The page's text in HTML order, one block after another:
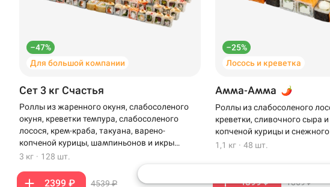
–47%
Для большой компании
Сет 3 кг Счастья
Роллы из жаренного окуня, слабосоленого
окуня, креветки темпура, слабосоленого
лосося, крем-краба, такуана, варено-
копченой курицы, шампиньонов и икры
масаго
3 кг · 128 шт.
2399 ₽ 4539 ₽
–25%
Лосось и креветка
Амма-Амма
Роллы из слабосоленого
креветки, сливочного сыра
копченой курицы и
1,1 кг · 48 шт.
1399 ₽ 1869 ₽
Доставка Самовывоз
Выбрать ресторан